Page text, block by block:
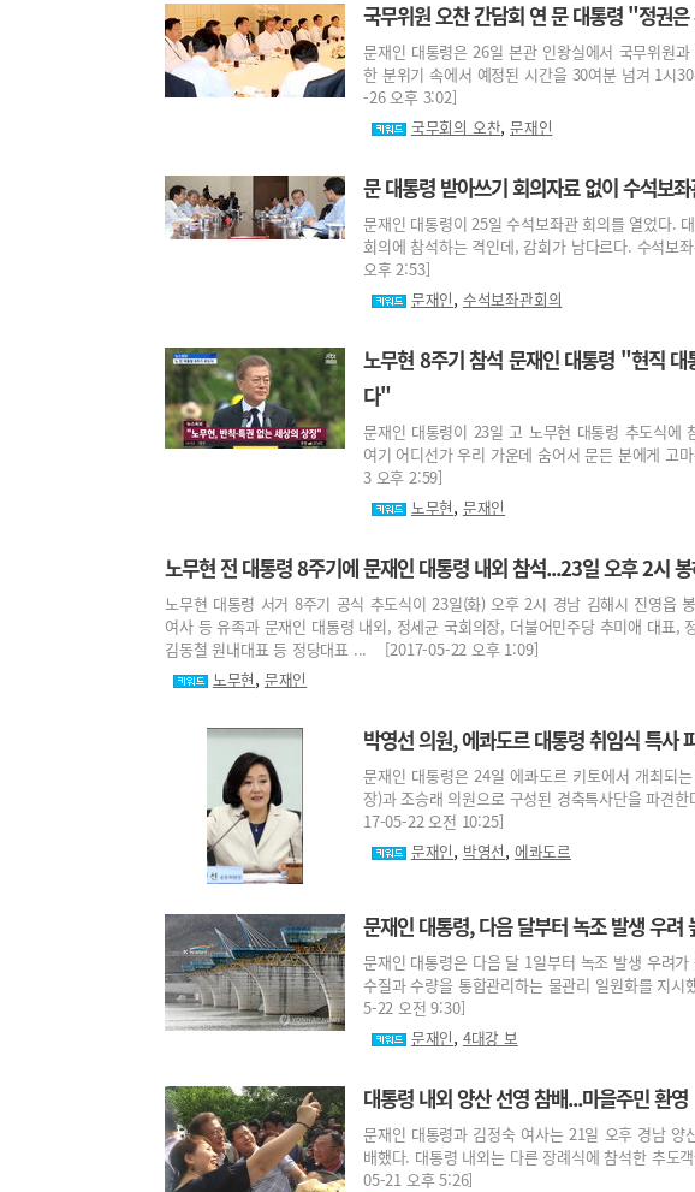
국무위원 오찬 간담회 연 문 대통령 "정권
문재인 대통령은 26일 본관 인왕실에서 국무위원
한 분위기 속에서 예정된 시간을 30여분 넘겨 1
-26 오후 3:02]
국무회의 오찬,문재인
문 대통령 받아쓰기 회의자료 없이 수석보
문재인 대통령이 25일 수석보좌관 회의를 열었다.
회의에 참석하는 격인데, 감회가 남다르다. 수석
오후 2:53]
문재인, 수석보좌관회의
노무현 8주기 참석 문재인 대통령 "현직
다"
문재인 대통령이 23일 고 노무현 대통령 추도식에
여기 어디선가 우리 가운데 숨어서 문든 분에게
3 오후 2:59]
노무현, 문재인
노무현 전 대통령 8주기에 문재인 대통령 내외 참석...23일 오후 2시
노무현 대통령 서거 8주기 공식 추도식이 23일(화) 오후 2시 경남 김해시 진영읍
여사 등 유족과 문재인 대통령 내외, 정세균 국회의장, 더불어민주당 추미애 대표,
김동철 원내대표 등 정당대표 ... [2017-05-22 오후 1:09]
노무현, 문재인
박영선 의원, 에콰도르 대통령 취임식 특사
문재인 대통령은 24일 에콰도르 키토에서 개최되
장)과 조승래 의원으로 구성된 경축특사단을 파
17-05-22 오전 10:25]
문재인, 박영선, 에콰도르
문재인 대통령, 다음 달부터 녹조 발생 우려
문재인 대통령은 다음 달 1일부터 녹조 발생 우려
수질과 수량을 통합관리하는 물관리 일원화를 지
5-22 오전 9:30]
문재인, 4대강 보
대통령 내외 양산 선영 참배...마을주민 환영
문재인 대통령과 김정숙 여사는 21일 오후 경남
배했다. 대통령 내외는 다른 장례식에 참석한 추
05-21 오후 5:26]